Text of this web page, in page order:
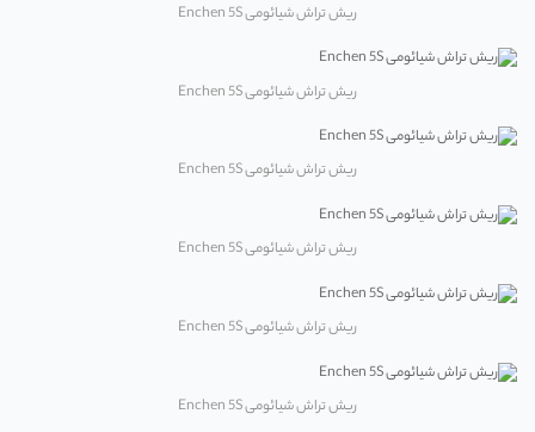
ریش تراش شیائومی Enchen 5S
ریش تراش شیائومی Enchen 5S
ریش تراش شیائومی Enchen 5S
ریش تراش شیائومی Enchen 5S
ریش تراش شیائومی Enchen 5S
ریش تراش شیائومی Enchen 5S